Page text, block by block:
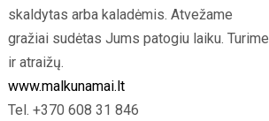
skaldytas arba kaladėmis. Atvežame
gražiai sudėtas Jums patogiu laiku. Turime
ir atraižų.
www.malkunamai.lt
Tel. +370 608 31 846